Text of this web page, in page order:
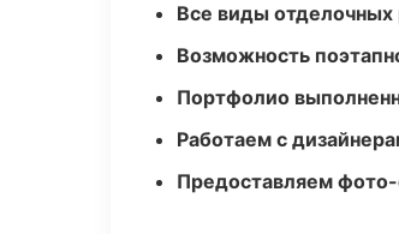
Все виды
Возможность
Портфолио
Работаем с
Предоставляем